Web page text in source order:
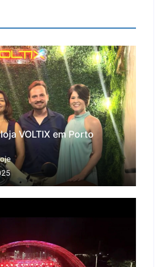
VOLTIX em Porto